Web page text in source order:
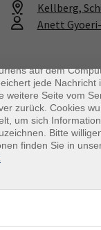
Kellberg,
Anett
11.01.2027 —
17:30–18:30
Kellberg,
Maria
auf dem
jede Nachricht
weitere Seite vom
zurück. Cookies
um sich
Bitte
finden Sie in